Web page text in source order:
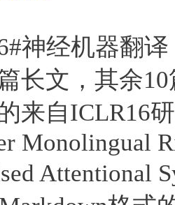
神经机器翻
长文，其余
来自ICLR16
Monolingual
Attentional